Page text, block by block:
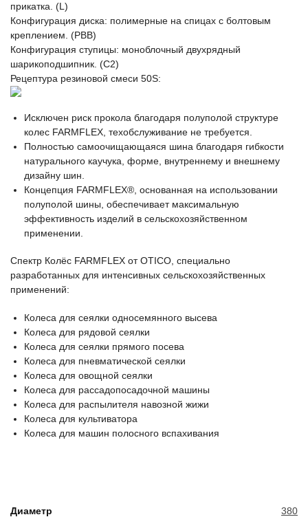
прикатка. (L)
Конфигурация диска: полимерные на спицах с болтовым
креплением. (PBB)
Конфигурация ступицы: моноблочный двухрядный
шарикоподшипник. (C2)
Рецептура резиновой смеси 50S:
Исключен риск прокола благодаря полуполой структуре
колес FARMFLEX, техобслуживание не требуется.
Полностью самоочищающаяся шина благодаря гибкости
натурального каучука, форме, внутреннему и внешнему
дизайну шин.
Концепция FARMFLEX®, основанная на использовании
полуполой шины, обеспечивает максимальную
эффективность изделий в сельскохозяйственном
применении.
Спектр Колёс FARMFLEX от OTICO, специально
разработанных для интенсивных сельскохозяйственных
применений:
Колеса для сеялки односемянного высева
Колеса для рядовой сеялки
Колеса для сеялки прямого посева
Колеса для пневматической сеялки
Колеса для овощной сеялки
Колеса для рассадопосадочной машины
Колеса для распылителя навозной жижи
Колеса для культиватора
Колеса для машин полосного вспахивания
Диаметр 380